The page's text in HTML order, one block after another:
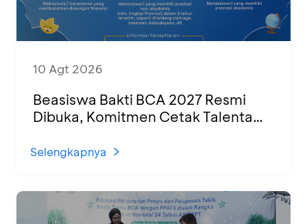
10 Agt 2026
Beasiswa Bakti BCA 2027 Resmi
Dibuka, Komitmen Cetak Talenta
Unggul
Selengkapnya